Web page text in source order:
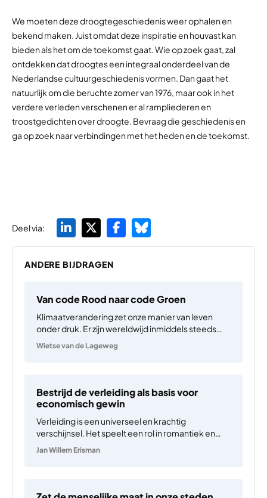
We moeten deze droogtegeschiedenis weer ophalen en
bekend maken. Juist omdat deze inspiratie en houvast kan
bieden als het om de toekomst gaat. Wie op zoek gaat, zal
ontdekken dat droogtes een integraal onderdeel van de
Nederlandse cultuurgeschiedenis vormen. Dan gaat het
natuurlijk om die beruchte zomer van 1976, maar ook in het
verdere verleden verschenen er al rampliederen en
troostgedichten over droogte. Bevraag die geschiedenis en
ga op zoek naar verbindingen met het heden en de toekomst.
Deel via:
ANDERE BIJDRAGEN
Van code Rood naar code Groen
Klimaatverandering zet onze manier van leven
onder druk. Er zijn wereldwijd inmiddels steeds
decennia toe, zoals ook te lezen valt in het Sixth
Wietse van de Lageweg
Bestrijd de verleiding als basis voor
economisch gewin
Verleiding is een universeel en krachtig
verschijnsel. Het speelt een rol in romantiek en
tot een…
Jan Willem Erisman